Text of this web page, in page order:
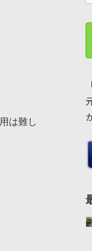
は難し